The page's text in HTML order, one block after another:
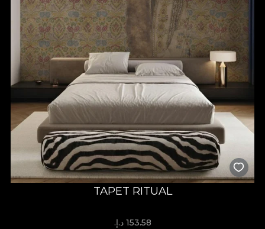
TAPET RITUAL
153.58 د.إ.‏